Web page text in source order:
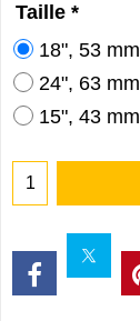
Taille *
18", 53 mm
24", 63 mm
15", 43 mm